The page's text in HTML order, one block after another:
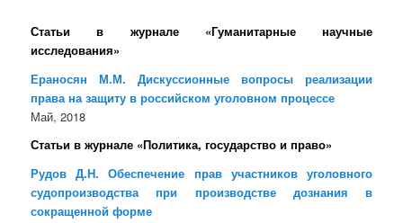
Статьи в журнале «Гуманитарные научные
исследования»
Ераносян М.М. Дискуссионные вопросы реализации
права на защиту в российском уголовном процессе
Май, 2018
Статьи в журнале «Политика, государство и право»
Рудов Д.Н. Обеспечение прав участников уголовного
судопроизводства при производстве дознания в
сокращенной форме